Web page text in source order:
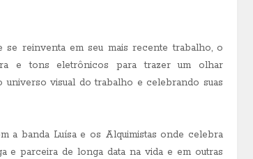
reinventa em seu mais recente trabalho, o
e tons eletrônicos para trazer um olhar
visual do trabalho e celebrando suas
a banda Luísa e os Alquimistas onde celebra
e parceira de longa data na vida e em outras